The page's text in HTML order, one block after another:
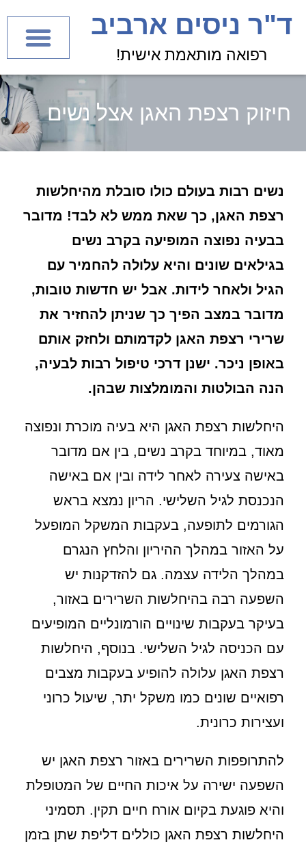
לתוכן
ד"ר ניסים ארביב
רפואה מותאמת אישית!
חיזוק רצפת האגן אצל נשים
נשים רבות בעולם כולו סובלת מהיחלשות
רצפת האגן, כך שאת ממש לא לבד! מדובר
בבעיה נפוצה המופיעה בקרב נשים
בגילאים שונים והיא עלולה להחמיר עם
הגיל ולאחר לידות. אבל יש חדשות טובות,
מדובר במצב הפיך כך שניתן להחזיר את
שרירי רצפת האגן לקדמותם ולחזק אותם
באופן ניכר. ישנן דרכי טיפול רבות לבעיה,
הנה הבולטות והמומלצות שבהן.
היחלשות רצפת האגן היא בעיה מוכרת ונפוצה
מאוד, במיוחד בקרב נשים, בין אם מדובר
באישה צעירה לאחר לידה ובין אם באישה
הנכנסת לגיל השלישי. הריון נמצא בראש
הגורמים לתופעה, בעקבות המשקל המופעל
על האזור במהלך ההיריון והלחץ הנגרם
במהלך הלידה עצמה. גם להזדקנות יש
השפעה רבה בהיחלשות השרירים באזור,
בעיקר בעקבות שינויים הורמונליים המופיעים
עם הכניסה לגיל השלישי. בנוסף, היחלשות
רצפת האגן עלולה להופיע בעקבות מצבים
רפואיים שונים כמו משקל יתר, שיעול כרוני
ועצירות כרונית.
להתרופפות השרירים באזור רצפת האגן יש
השפעה ישירה על איכות החיים של המטופלת
והיא פוגעת בקיום אורח חיים תקין. תסמיני
היחלשות רצפת האגן כוללים דליפת שתן בזמן